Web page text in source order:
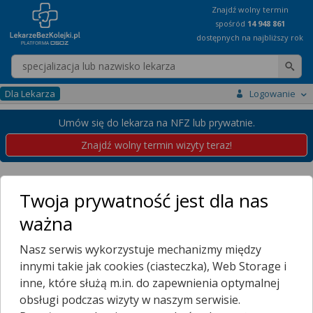
Znajdź wolny termin
spośród 14 948 861
dostępnych na najbliższy rok
Wpisz nazwę lekarza
Dla Lekarza Logowanie
Umów się do lekarza na NFZ lub prywatnie.
Znajdź wolny termin wizyty teraz!
Placówki
Przychodnie w Pyskowicach
Wybierz dzielnicę
CZERWIONKA
DZIERŻNO
MIKUSZOWINA
PYSKOWICE
Twoja prywatność jest dla nas
ważna
Nasz serwis wykorzystuje mechanizmy między
innymi takie jak cookies (ciasteczka), Web Storage i
inne, które służą m.in. do zapewnienia optymalnej
obsługi podczas wizyty w naszym serwisie.